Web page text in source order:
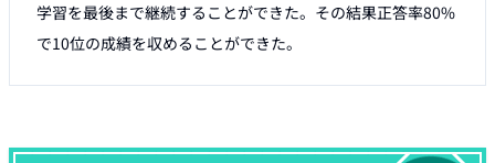
学習を最後まで継続することができた。その結果正答率80%